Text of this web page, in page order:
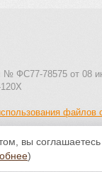
№ ФС77-78575 от 08
файлов
авторства
вы соглашаетесь
)